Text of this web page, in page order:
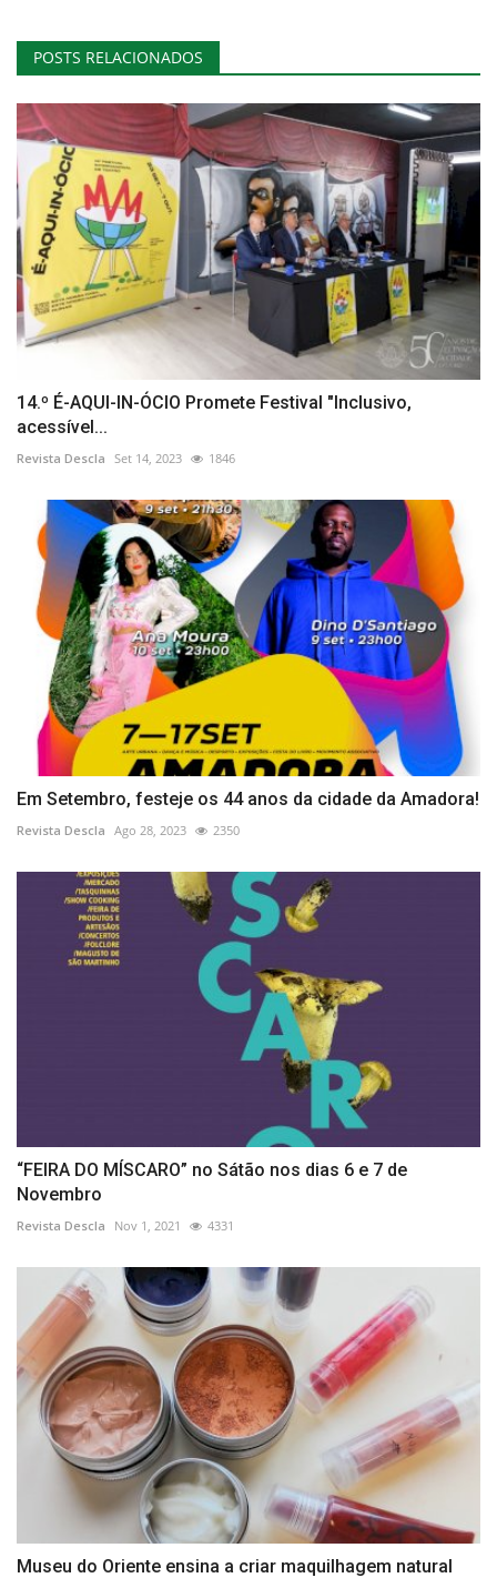
POSTS RELACIONADOS
14.º É-AQUI-IN-ÓCIO Promete Festival "Inclusivo,
acessível...
Revista Descla Set 14, 2023 1846
Em Setembro, festeje os 44 anos da cidade da Amadora!
Revista Descla Ago 28, 2023 2350
“FEIRA DO MÍSCARO” no Sátão nos dias 6 e 7 de
Novembro
Revista Descla Nov 1, 2021 4331
Museu do Oriente ensina a criar maquilhagem natural